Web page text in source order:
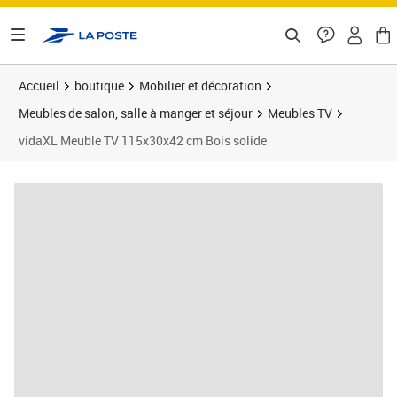
Accueil boutique
Mobilier et décoration
Meubles de salon, salle à manger et séjour
Meubles TV
vidaXL Meuble TV 115x30x42 cm Bois solide